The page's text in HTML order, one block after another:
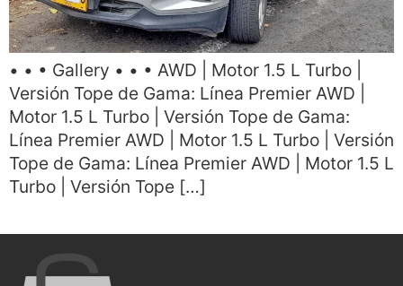
• • • Gallery • • • AWD | Motor 1.5 L Turbo |
Versión Tope de Gama: Línea Premier AWD |
Motor 1.5 L Turbo | Versión Tope de Gama:
Línea Premier AWD | Motor 1.5 L Turbo | Versión
Tope de Gama: Línea Premier AWD | Motor 1.5 L
Turbo | Versión Tope […]